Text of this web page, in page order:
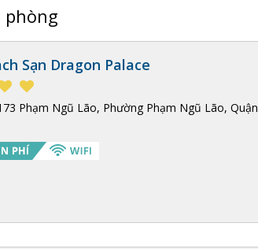
phòng
Sạn Dragon Palace
Phạm Ngũ Lão, Phường Phạm Ngũ Lão, Quận